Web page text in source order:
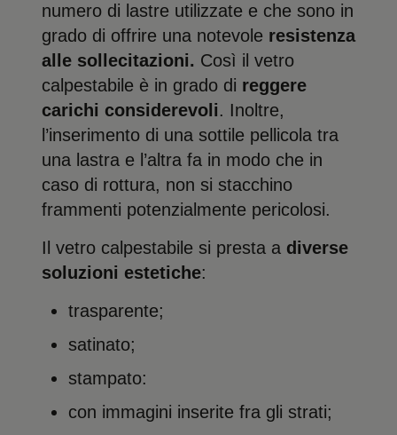
numero di lastre utilizzate e che sono in
grado di offrire una notevole resistenza
alle sollecitazioni. Così il vetro
calpestabile è in grado di reggere
carichi considerevoli. Inoltre,
l’inserimento di una sottile pellicola tra
una lastra e l’altra fa in modo che in
caso di rottura, non si stacchino
frammenti potenzialmente pericolosi.
Il vetro calpestabile si presta adiverse
soluzioni estetiche:
trasparente;
satinato;
stampato:
con immagini inserite fra gli strati;